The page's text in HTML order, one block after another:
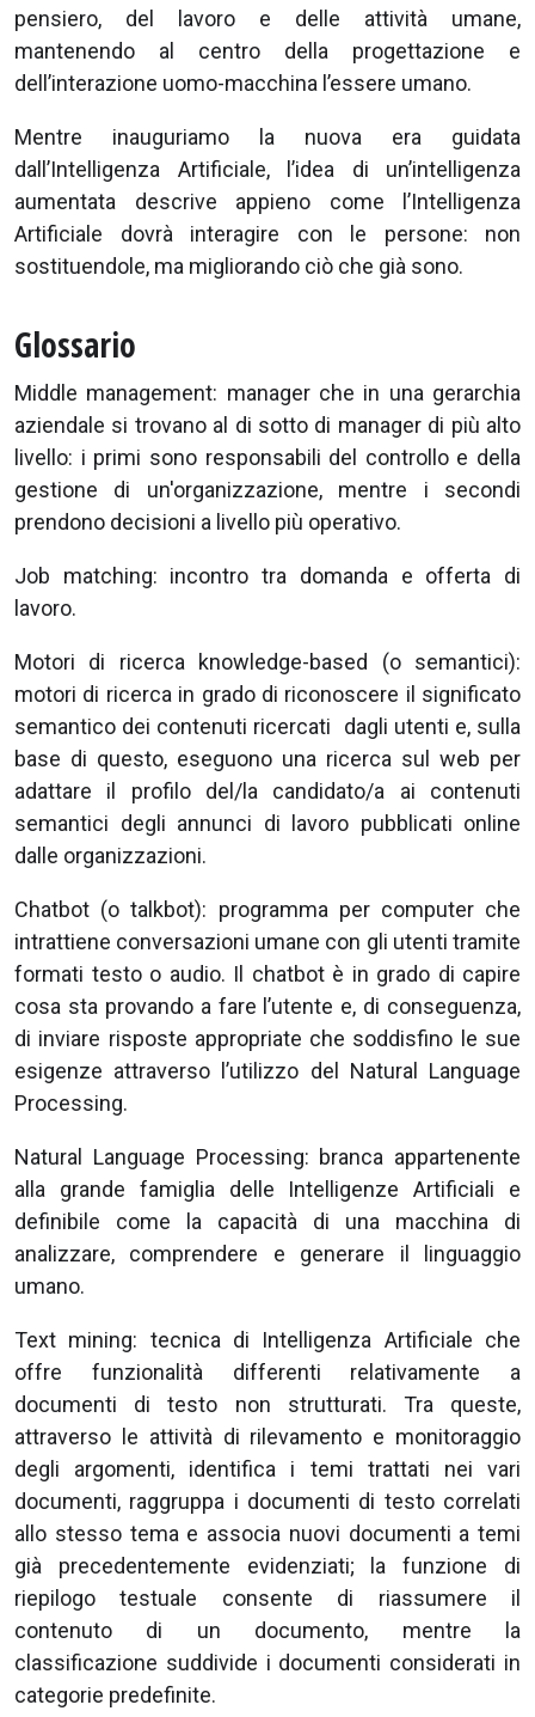
pensiero, del lavoro e delle attività umane,
mantenendo al centro della progettazione e
dell’interazione uomo-macchina l’essere umano.
Mentre inauguriamo la nuova era guidata
dall’Intelligenza Artificiale, l’idea di un’intelligenza
aumentata descrive appieno come l’Intelligenza
Artificiale dovrà interagire con le persone: non
sostituendole, ma migliorando ciò che già sono.
Glossario
Middle management: manager che in una gerarchia
aziendale si trovano al di sotto di manager di più alto
livello: i primi sono responsabili del controllo e della
gestione di un'organizzazione, mentre i secondi
prendono decisioni a livello più operativo.
Job matching: incontro tra domanda e offerta di
lavoro.
Motori di ricerca knowledge-based (o semantici):
motori di ricerca in grado di riconoscere il significato
semantico dei contenuti ricercati dagli utenti e, sulla
base di questo, eseguono una ricerca sul web per
adattare il profilo del/la candidato/a ai contenuti
semantici degli annunci di lavoro pubblicati online
dalle organizzazioni.
Chatbot (o talkbot): programma per computer che
intrattiene conversazioni umane con gli utenti tramite
formati testo o audio. Il chatbot è in grado di capire
cosa sta provando a fare l’utente e, di conseguenza,
di inviare risposte appropriate che soddisfino le sue
esigenze attraverso l’utilizzo del Natural Language
Processing.
Natural Language Processing: branca appartenente
alla grande famiglia delle Intelligenze Artificiali e
definibile come la capacità di una macchina di
analizzare, comprendere e generare il linguaggio
umano.
Text mining: tecnica di Intelligenza Artificiale che
offre funzionalità differenti relativamente a
documenti di testo non strutturati. Tra queste,
attraverso le attività di rilevamento e monitoraggio
degli argomenti, identifica i temi trattati nei vari
documenti, raggruppa i documenti di testo correlati
allo stesso tema e associa nuovi documenti a temi
già precedentemente evidenziati; la funzione di
riepilogo testuale consente di riassumere il
contenuto di un documento, mentre la
classificazione suddivide i documenti considerati in
categorie predefinite.